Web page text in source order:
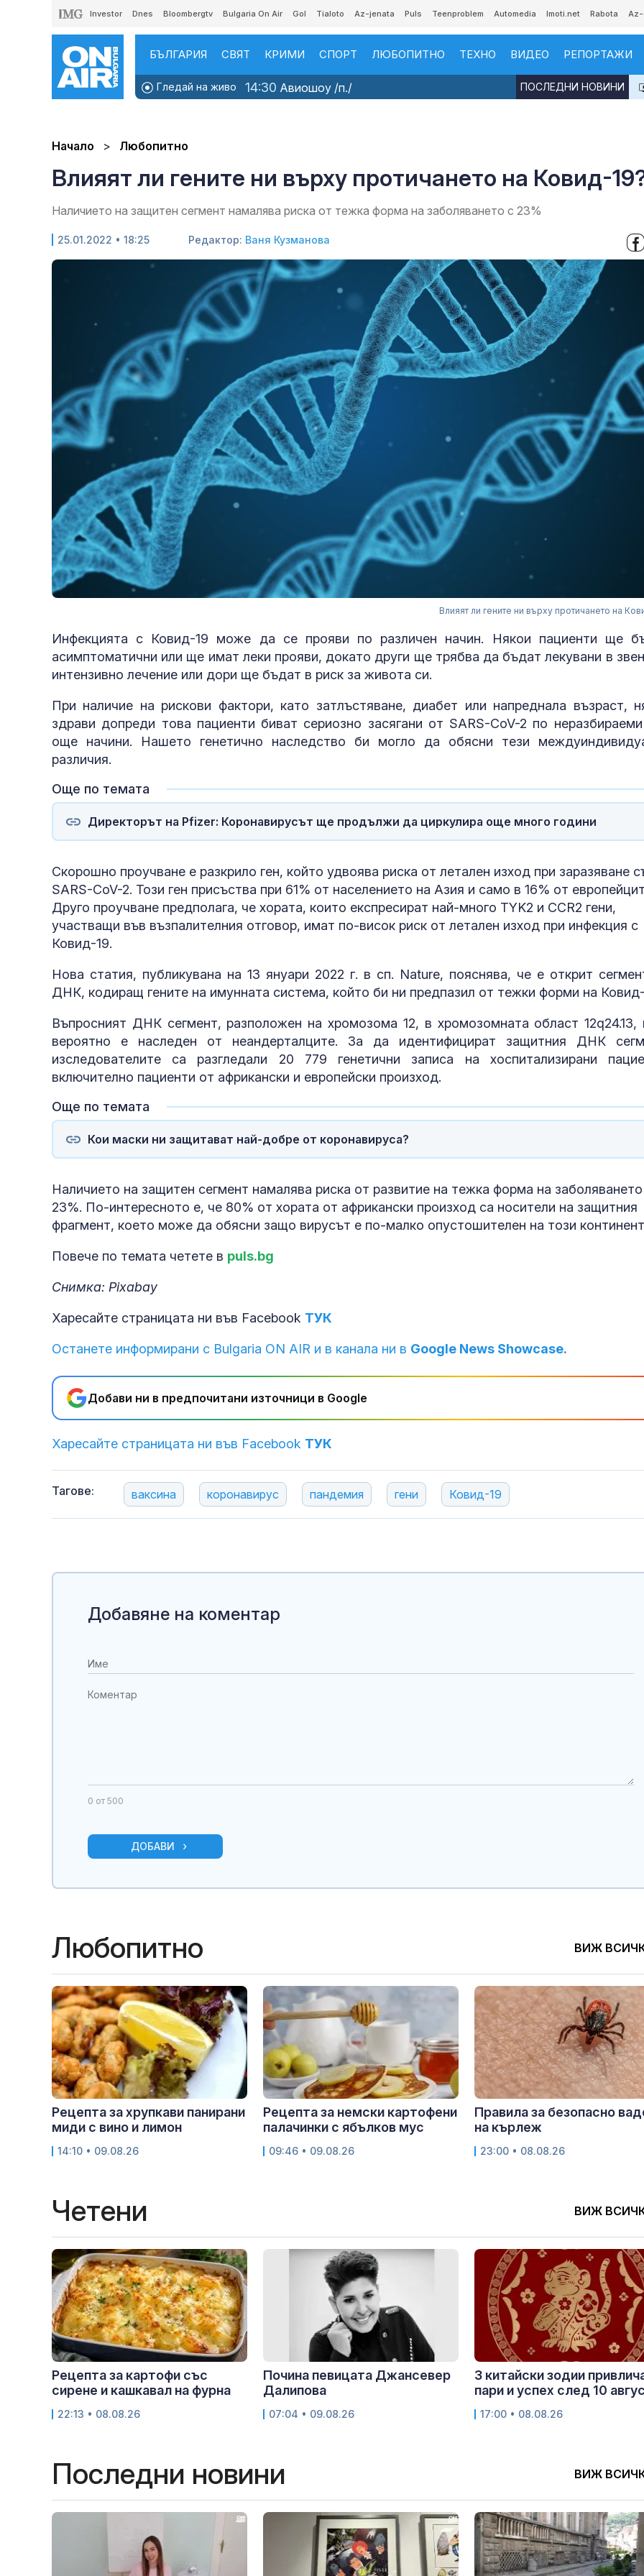
Investor Dnes Bloombergtv Bulgaria On Air Gol Tialoto Az-jenata Puls Teenproblem Automedia Imoti.net Rabota
БЪЛГАРИЯ СВЯТ КРИМИ СПОРТ ЛЮБОПИТНО ТЕХНО ВИДЕО РЕПОРТАЖИ
Гледай на живо 14:30 Авиошоу /п./ ПОСЛЕДНИ НОВИНИ
Начало Любопитно
Влияят ли гените ни върху протичането на Ковид-
Наличието на защитен сегмент намалява риска от тежка форма на заболяването с 23%
25.01.2022 • 18:25 Редактор: Ваня Кузманова
Влияят ли гените ни върху протичането на
Инфекцията с Ковид-19 може да се прояви по различен начин. Някои пациенти ще
асимптоматични или ще имат леки прояви, докато други ще трябва да бъдат лекувани в
интензивно лечение или дори ще бъдат в риск за живота си.
При наличие на рискови фактори, като затлъстяване, диабет или напреднала възраст,
здрави допреди това пациенти биват сериозно засягани от SARS-CoV-2 по
още начини. Нашето генетично наследство би могло да обясни тези
различия.
Още по темата
Директорът на Pfizer: Коронавирусът ще продължи да циркулира още много години
Скорошно проучване е разкрило ген, който удвоява риска от летален изход при заразяване
SARS-CoV-2. Този ген присъства при 61% от населението на Азия и само в 16% от
Друго проучване предполага, че хората, които експресират най-много TYK2 и CCR2 гени,
участващи във възпалителния отговор, имат по-висок риск от летален изход при инфекция с
Ковид-19.
Нова статия, публикувана на 13 януари 2022 г. в сп. Nature, пояснява, че е открит
ДНК, кодиращ гените на имунната система, който би ни предпазил от тежки форми на
Въпросният ДНК сегмент, разположен на хромозома 12, в хромозомната област 12q24.13,
вероятно е наследен от неандерталците. За да идентифицират защитния ДНК
изследователите са разгледали 20 779 генетични записа на хоспитализирани
включително пациенти от африкански и европейски произход.
Още по темата
Кои маски ни защитават най-добре от коронавируса?
Наличието на защитен сегмент намалява риска от развитие на тежка форма на
23%. По-интересното е, че 80% от хората от африкански произход са носители на защитния
фрагмент, което може да обясни защо вирусът е по-малко опустошителен на този
Повече по темата четете в puls.bg
Снимка: Pixabay
Харесайте страницата ни във Facebook ТУК
Останете информирани с Bulgaria ON AIR и в канала ни в Google News Showcase.
Добави ни в предпочитани източници в Google
Харесайте страницата ни във Facebook ТУК
Тагове: ваксина коронавирус пандемия гени Ковид-19
Пожар
край Сливен
Нагасаки
годишнина от
атомната
града
Слънчака:
закла друг
Добавяне на коментар
0 от 500
ДОБАВИ
Любопитно ВИЖ
Рецепта за хрупкави панирани
миди с вино и лимон
14:10 • 09.08.26
Рецепта за немски картофени
палачинки с ябълков мус
09:46 • 09.08.26
Правила за безопасно
на кърлеж
23:00 • 08.08.26
Четени ВИЖ
Рецепта за картофи със
сирене и кашкавал на фурна
22:13 • 08.08.26
Почина певицата Джансевер
Далипова
07:04 • 09.08.26
3 китайски зодии
пари и успех след 10
17:00 • 08.08.26
Последни новини ВИЖ